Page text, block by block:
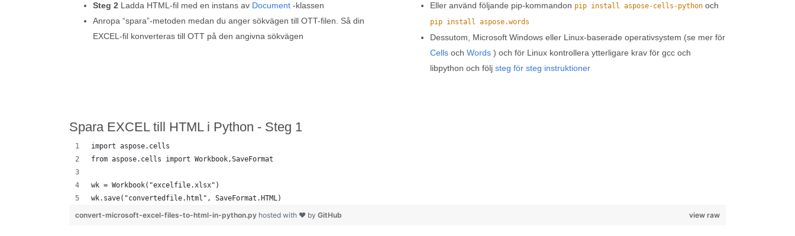
Steg 2 Ladda HTML-fil med en instans av Document -klassen
Anropa “spara”-metoden medan du anger sökvägen till OTT-filen. Så din
EXCEL-fil konverteras till OTT på den angivna sökvägen
Eller använd följande pip-kommandon pip install aspose-cells-python och
pip install aspose.words
Dessutom, Microsoft Windows eller Linux-baserade operativsystem (se mer för
Cells och Words ) och för Linux kontrollera ytterligare krav för gcc och
libpython och följ steg för steg instruktioner
Spara EXCEL till HTML i Python - Steg 1
import aspose.cells
from aspose.cells import Workbook,SaveFormat
wk = Workbook("excelfile.xlsx")
wk.save("convertedfile.html", SaveFormat.HTML)
view raw
convert-microsoft-excel-files-to-html-in-python.py hosted with ❤ by GitHub